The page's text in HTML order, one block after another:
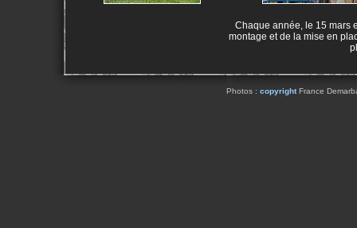
Chaque année, le 15 mars
montage et de la mise en
Photos : copyrightFrance